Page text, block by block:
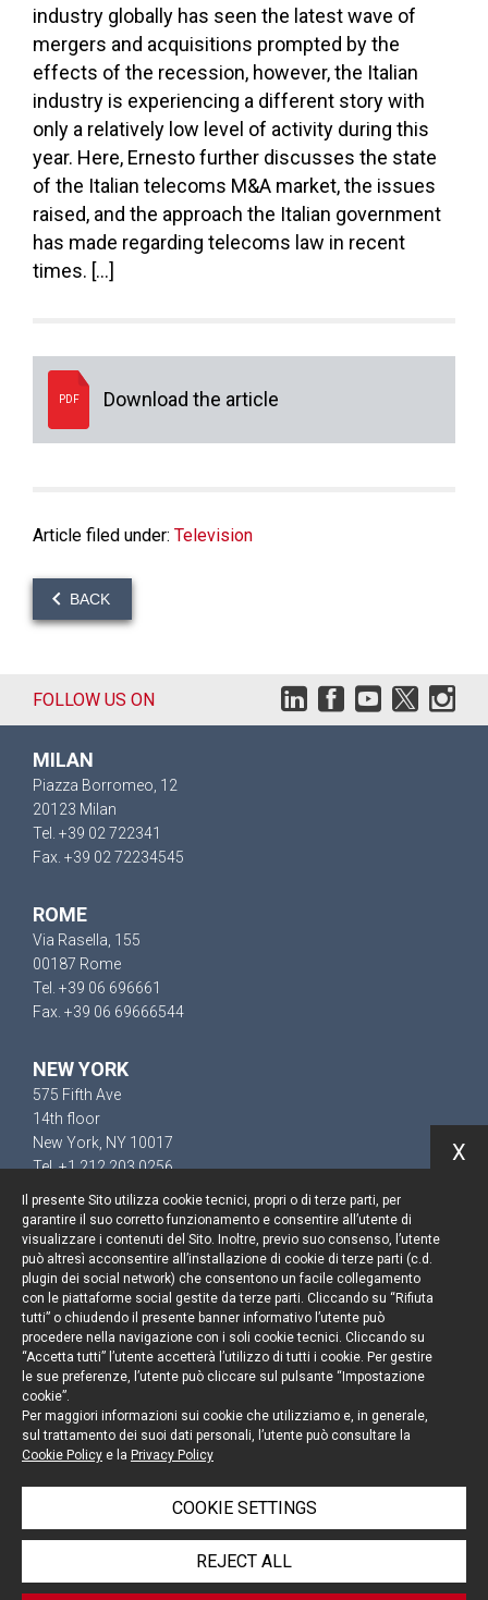
industry globally has seen the latest wave of
mergers and acquisitions prompted by the
effects of the recession, however, the Italian
industry is experiencing a different story with
only a relatively low level of activity during this
year. Here, Ernesto further discusses the state
of the Italian telecoms M&A market, the issues
raised, and the approach the Italian government
has made regarding telecoms law in recent
times. […]
PDF Download the article
Article filed under: Television
BACK
FOLLOW US ON
MILAN
Piazza Borromeo, 12
20123 Milan
Tel. +39 02 722341
Fax. +39 02 72234545
ROME
Via Rasella, 155
00187 Rome
Tel. +39 06 696661
Fax. +39 06 69666544
NEW YORK
575 Fifth Ave
14th floor
New York, NY 10017
Tel. +1 212 203 0256
Keep up to date
Cookie policy
Information Notice
Legal notices
Credits
© Portolano Cavallo Studio Legale 2026, all rights
reserved
Il presente Sito utilizza cookie tecnici, propri o di terze parti, per
garantire il suo corretto funzionamento e consentire all’utente di
visualizzare i contenuti del Sito. Inoltre, previo suo consenso, l’utente
può altresì acconsentire all’installazione di cookie di terze parti (c.d.
plugin dei social network) che consentono un facile collegamento
con le piattaforme social gestite da terze parti. Cliccando su “Rifiuta
tutti” o chiudendo il presente banner informativo l’utente può
procedere nella navigazione con i soli cookie tecnici. Cliccando su
“Accetta tutti” l’utente accetterà l’utilizzo di tutti i cookie. Per gestire
le sue preferenze, l’utente può cliccare sul pulsante “Impostazione
cookie”.
Per maggiori informazioni sui cookie che utilizziamo e, in generale,
sul trattamento dei suoi dati personali, l’utente può consultare la
Cookie Policy e la Privacy Policy
COOKIE SETTINGS
REJECT ALL
X